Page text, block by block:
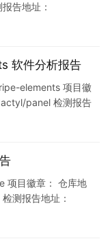
告地址：
提供 漏洞
软件分析报告
elements 项目徽
panel 检测报告
17167630882704
项目徽章： 仓库地
测报告地址：